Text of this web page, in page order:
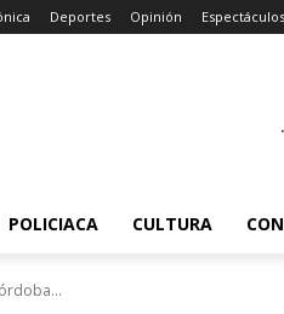
Deportes Opinión Espectáculos
.
POLICIACA CULTURA